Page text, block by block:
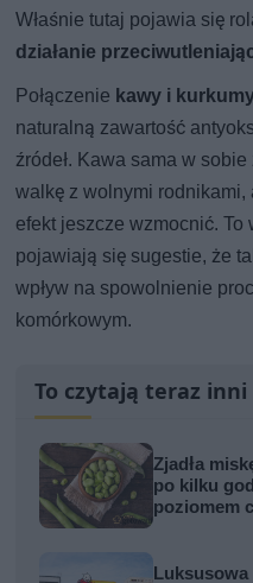
Właśnie tutaj pojawia się
działanie
Połączenie kawy i
naturalną zawartość
źródeł. Kawa sama w
walkę z wolnymi
efekt jeszcze wzmocnić. To
pojawiają się sugestie, że
wpływ na spowolnienie
komórkowym.
To czytają teraz inni
Zjadła
po kilku
poziomem